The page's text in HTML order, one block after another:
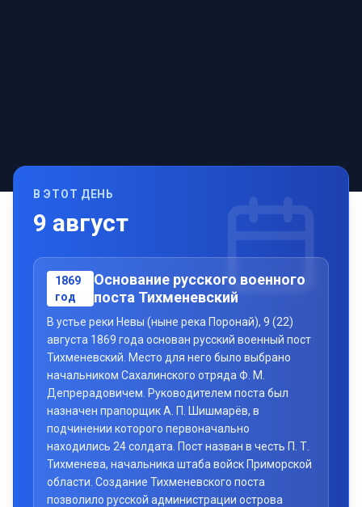
В ЭТОТ ДЕНЬ
9 август
1869
год
Основание русского военного
поста Тихменевский
В устье реки Невы (ныне река Поронай), 9 (22)
августа 1869 года основан русский военный пост
Тихменевский. Место для него было выбрано
начальником Сахалинского отряда Ф. М.
Депрерадовичем. Руководителем поста был
назначен прапорщик А. П. Шишмарёв, в
подчинении которого первоначально
находились 24 солдата. Пост назван в честь П. Т.
Тихменева, начальника штаба войск Приморской
области. Создание Тихменевского поста
позволило русской администрации острова